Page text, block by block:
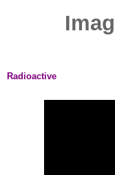
Radioactive